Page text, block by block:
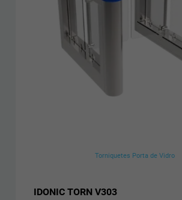
Torniquetes Porta de Vidro
IDONIC TORN V303